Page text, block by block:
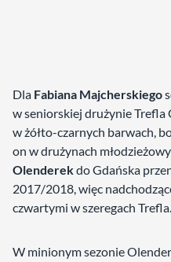
Dla Fabiana Majcherskiego
w seniorskiej drużynie Trefla
w żółto-czarnych barwach,
on w drużynach
Olenderekdo Gdańska
2017/2018, więc
czwartymi w szeregach Trefla.
W minionym sezonie